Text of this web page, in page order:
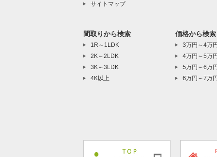
サイトマップ
間取りから検索
1R～1LDK
2K～2LDK
3K～3LDK
4K以上
価格から検索
3万円～4万
4万円～5万
5万円～6万
6万円～7万